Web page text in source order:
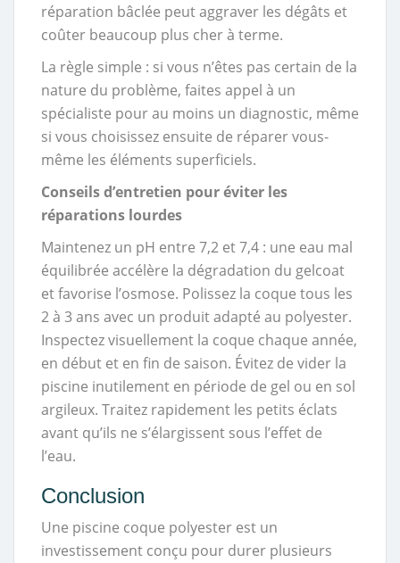
réparation bâclée peut aggraver les dégâts et
coûter beaucoup plus cher à terme.
La règle simple : si vous n’êtes pas certain de la
nature du problème, faites appel à un
spécialiste pour au moins un diagnostic, même
si vous choisissez ensuite de réparer vous-
même les éléments superficiels.
Conseils d’entretien pour éviter les
réparations lourdes
Maintenez un pH entre 7,2 et 7,4 : une eau mal
équilibrée accélère la dégradation du gelcoat
et favorise l’osmose. Polissez la coque tous les
2 à 3 ans avec un produit adapté au polyester.
Inspectez visuellement la coque chaque année,
en début et en fin de saison. Évitez de vider la
piscine inutilement en période de gel ou en sol
argileux. Traitez rapidement les petits éclats
avant qu’ils ne s’élargissent sous l’effet de
l’eau.
Conclusion
Une piscine coque polyester est un
investissement conçu pour durer plusieurs